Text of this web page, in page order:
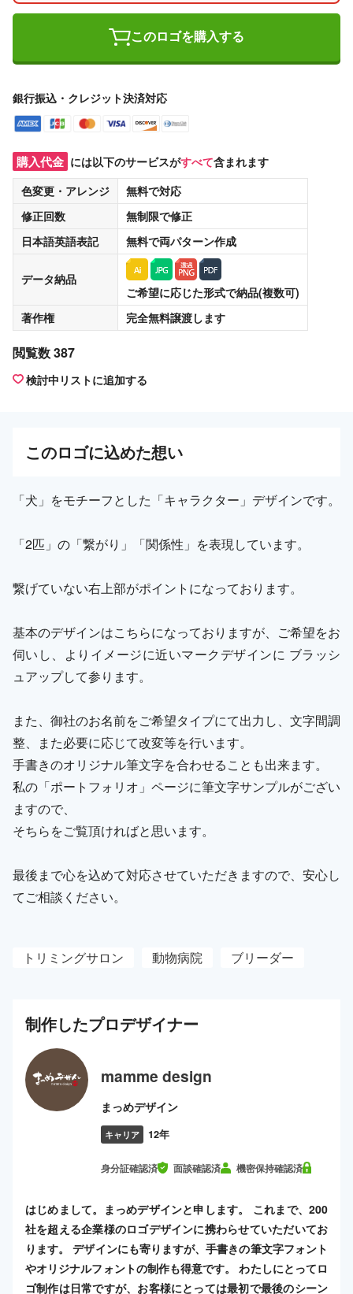
このロゴを購入する
銀行振込・クレジット決済対応
購入代金 には以下のサービスがすべて含まれます
色変更・アレンジ
無料で対応
修正回数
無制限で修正
日本語英語表記
無料で両パターン作成
データ納品
ご希望に応じた形式で納品(複数可)
著作権
完全無料譲渡します
閲覧数 387
検討中リストに追加する
このロゴに込めた想い
「犬」をモチーフとした「キャラクター」デザインです。
「2匹」の「繋がり」「関係性」を表現しています。
繋げていない右上部がポイントになっております。
基本のデザインはこちらになっておりますが、ご希望をお
伺いし、よりイメージに近いマークデザインに ブラッシ
ュアップして参ります。
また、御社のお名前をご希望タイプにて出力し、文字間調
整、また必要に応じて改変等を行います。
手書きのオリジナル筆文字を合わせることも出来ます。
私の「ポートフォリオ」ページに筆文字サンプルがござい
ますので、
そちらをご覧頂ければと思います。
最後まで心を込めて対応させていただきますので、安心し
てご相談ください。
トリミングサロン 動物病院 ブリーダー
制作したプロデザイナー
mamme design
まっめデザイン
キャリア 12年
身分証確認済 面談確認済 機密保持確認済
はじめまして。まっめデザインと申します。 これまで、200
社を超える企業様のロゴデザインに携わらせていただいてお
ります。 デザインにも寄りますが、手書きの筆文字フォント
やオリジナルフォントの制作も得意です。 わたしにとってロ
ゴ制作は日常ですが、お客様にとっては最初で最後のシーン